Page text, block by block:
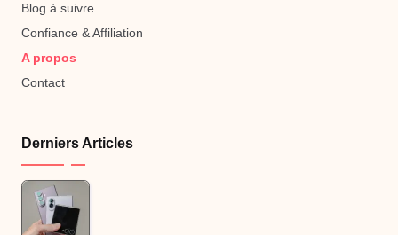
Blog à suivre
Confiance & Affiliation
A propos
Contact
Derniers Articles